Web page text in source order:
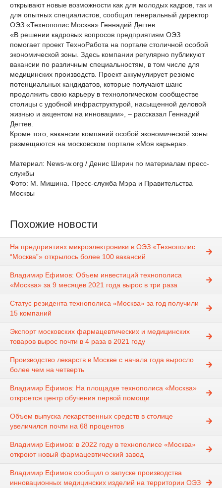
открывают новые возможности как для молодых кадров, так и
для опытных специалистов, сообщил генеральный директор
ОЭЗ «Технополис Москва» Геннадий Дегтев.
«В решении кадровых вопросов предприятиям ОЭЗ
помогает проект ТехноРабота на портале столичной особой
экономической зоны. Здесь компании регулярно публикуют
вакансии по различным специальностям, в том числе для
медицинских производств. Проект аккумулирует резюме
потенциальных кандидатов, которые получают шанс
продолжить свою карьеру в технологическом сообществе
столицы с удобной инфраструктурой, насыщенной деловой
жизнью и акцентом на инновации», – рассказал Геннадий
Дегтев.
Кроме того, вакансии компаний особой экономической зоны
размещаются на московском портале «Моя карьера».
Материал: News-w.org / Денис Ширин по материалам пресс-
службы
Фото: М. Мишина. Пресс-служба Мэра и Правительства
Москвы
Похожие новости
На предприятиях микроэлектроники в ОЭЗ «Технополис
“Москва”» открылось более 100 вакансий
Владимир Ефимов: Объем инвестиций технополиса
«Москва» за 9 месяцев 2021 года вырос в три раза
Статус резидента технополиса «Москва» за год получили
15 компаний
Экспорт московских фармацевтических и медицинских
товаров вырос почти в 4 раза в 2021 году
Производство лекарств в Москве с начала года выросло
более чем на четверть
Владимир Ефимов: На площадке технополиса «Москва»
откроется центр обучения первой помощи
Объем выпуска лекарственных средств в столице
увеличился почти на 68 процентов
Владимир Ефимов: в 2022 году в технополисе «Москва»
откроют новый фармацевтический завод
Владимир Ефимов сообщил о запуске производства
инновационных медицинских изделий на территории ОЭЗ